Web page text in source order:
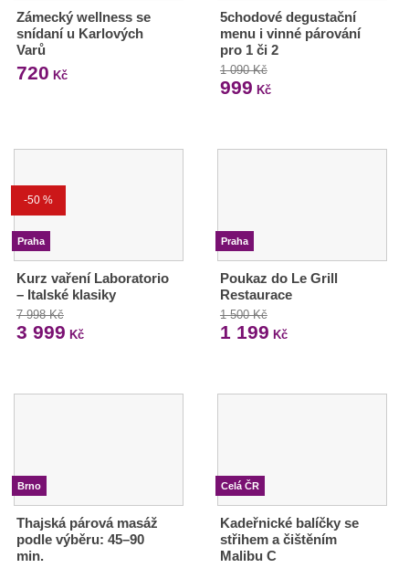
Zámecký wellness se
snídaní u Karlových
Varů
720 Kč
5chodové degustační
menu i vinné párování
pro 1 či 2
1 090 Kč
999 Kč
-50 %
Praha
Kurz vaření Laboratorio
– Italské klasiky
7 998 Kč
3 999 Kč
Praha
Poukaz do Le Grill
Restaurace
1 500 Kč
1 199 Kč
Brno
Thajská párová masáž
podle výběru: 45–90
min.
Celá ČR
Kadeřnické balíčky se
střihem a čištěním
Malibu C